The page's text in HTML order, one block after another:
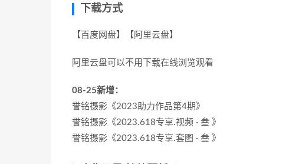
下载方式
【百度网盘】【阿里云盘】
阿里云盘可以不用下载在线浏览观看
08-25新增：
誉铭摄影《2023助力作品第4期》
誉铭摄影《2023.618专享.视频 · 叁 》
誉铭摄影《2023.618专享.套图 · 叁 》